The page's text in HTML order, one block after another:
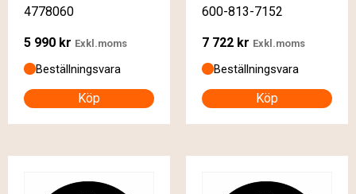
4778060
5 990 kr Exkl.moms
Beställningsvara
Köp
600-813-7152
7 722 kr Exkl.moms
Beställningsvara
Köp